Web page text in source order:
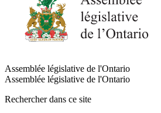
Assemblée législative de l'Ontario
Assemblée législative de l'Ontario
Rechercher dans ce site